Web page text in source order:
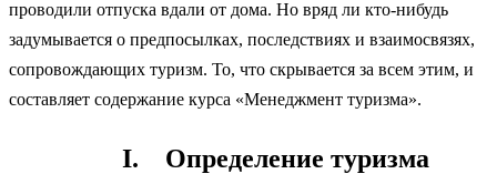
проводили отпуска вдали от дома. Но вряд ли кто-нибудь
задумывается о предпосылках, последствиях и взаимосвязях,
сопровождающих туризм. То, что скрывается за всем этим, и
составляет содержание курса «Менеджмент туризма».
I. Определение туризма